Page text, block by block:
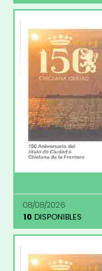
08/08/2026
10 DISPONIBLES